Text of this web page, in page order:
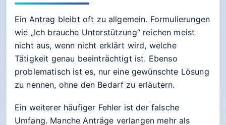
Ein Antrag bleibt oft zu allgemein. Formulierungen
wie „Ich brauche Unterstützung“ reichen meist
nicht aus, wenn nicht erklärt wird, welche
Tätigkeit genau beeinträchtigt ist. Ebenso
problematisch ist es, nur eine gewünschte Lösung
zu nennen, ohne den Bedarf zu erläutern.
Ein weiterer häufiger Fehler ist der falsche
Umfang. Manche Anträge verlangen mehr als